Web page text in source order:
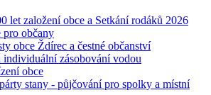
let založení obce a Setkání rodáků 2026
pro občany
obce Ždírec a čestné občanství
individuální zásobování vodou
obce
stany - půjčování pro spolky a místní